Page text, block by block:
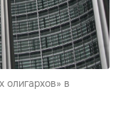
олигархов» в